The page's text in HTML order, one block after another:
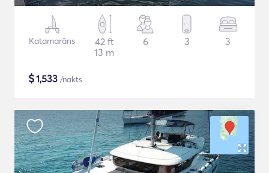
Katamarāns
42 ft
13 m
6 3 3
$1,533 /nakts